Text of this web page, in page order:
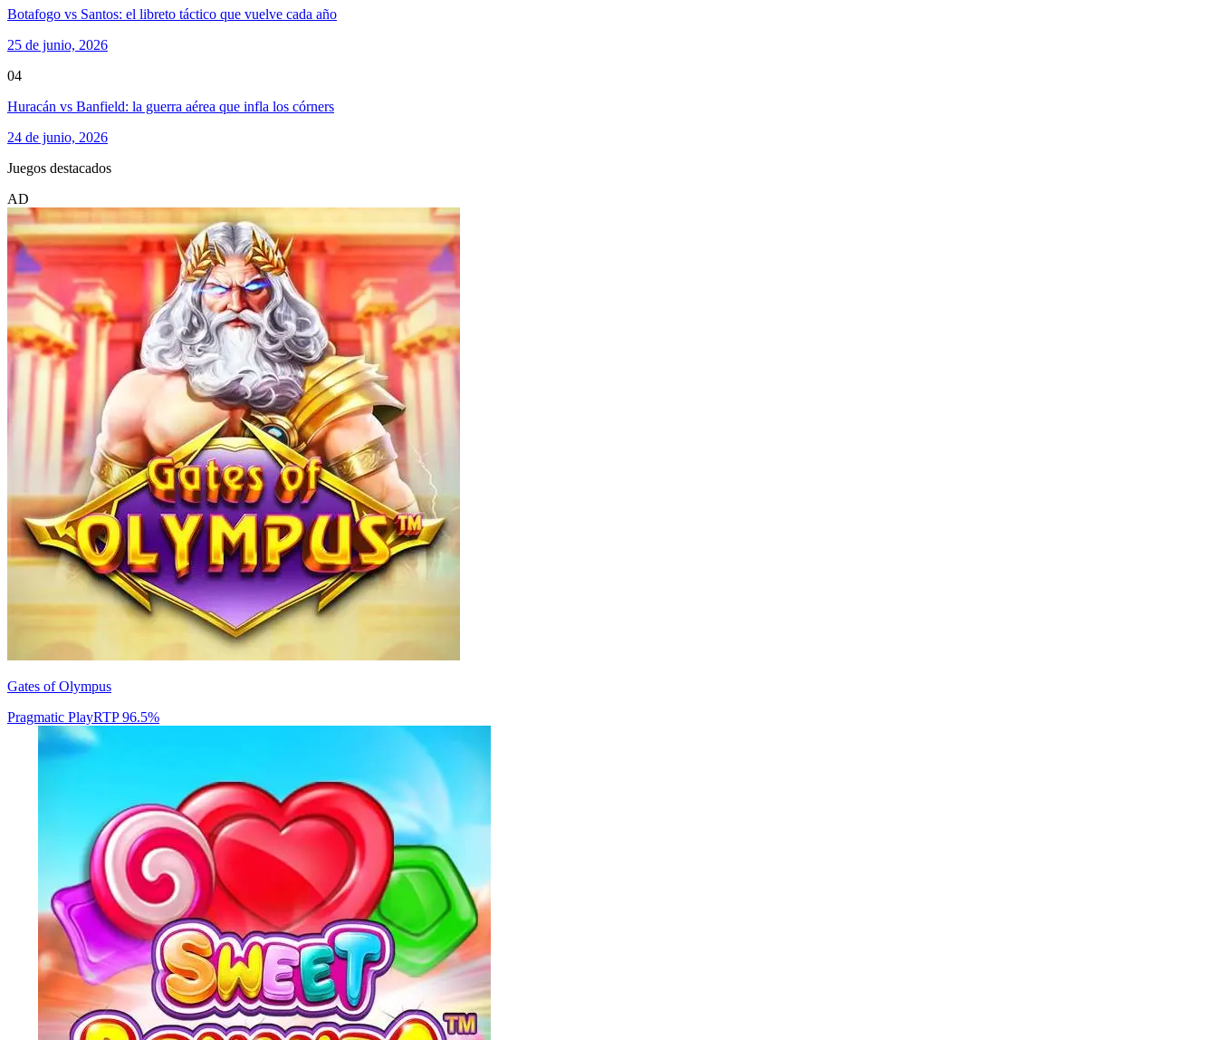
Botafogo vs Santos: el libreto táctico que vuelve cada año
25 de junio, 2026
04
Huracán vs Banfield: la guerra aérea que infla los córners
24 de junio, 2026
Juegos destacados
AD
Gates of Olympus
Pragmatic PlayRTP96.5%